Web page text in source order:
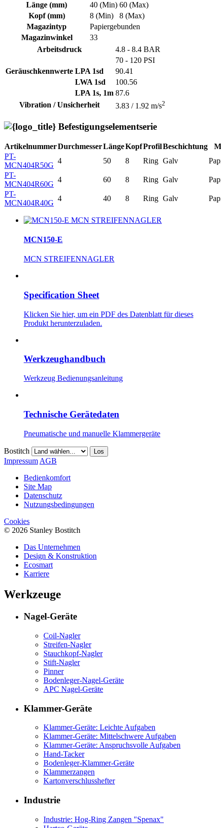
Länge (mm)
40 (Min) 60 (Max)
Kopf (mm)
8 (Min)
8 (Max)
Magazintyp
Papiergebunden
Magazinwinkel
33
Arbeitsdruck
4.8 - 8.4 BAR
70 - 120 PSI
Geräuschkennwerte LPA 1sd
90.41
LWA 1sd
100.56
LPA 1s, 1m 87.6
Vibration / Unsicherheit
3.83 / 1.92 m/s2
Befestigungselementserie
ArtikelnummerDurchmesserLängeKopfProfilBeschichtung
PT-
MCN404R50G
4 50 8 Ring Galv
PT-
MCN404R60G
4 60 8 Ring Galv
PT-
MCN404R40G
4 40 8 Ring Galv
MCN150-E
MCN STREIFENNAGLER
Specification Sheet
Klicken Sie hier, um ein PDF des Datenblatt für dieses
Produkt herunterzuladen.
Werkzeughandbuch
Werkzeug Bedienungsanleitung
Technische Gerätedaten
Pneumatische und manuelle Klammergeräte
Bostitch Los
Impressum AGB
Bedienkomfort
Site Map
Datenschutz
Nutzungsbedingungen
Cookies
© 2026 Stanley Bostitch
Das Unternehmen
Design & Konstruktion
Ecosmart
Karriere
Werkzeuge
Nagel-Geräte
Coil-Nagler
Streifen-Nagler
Stauchkopf-Nagler
Stift-Nagler
Pinner
Bodenleger-Nagel-Geräte
APC Nagel-Geräte
Klammer-Geräte
Klammer-Geräte: Leichte Aufgaben
Klammer-Geräte: Mittelschwere Aufgaben
Klammer-Geräte: Anspruchsvolle Aufgaben
Hand-Tacker
Bodenleger-Klammer-Geräte
Klammerzangen
Kartonverschlusshefter
Industrie
Industrie: Hog-Ring Zangen "Spenax"